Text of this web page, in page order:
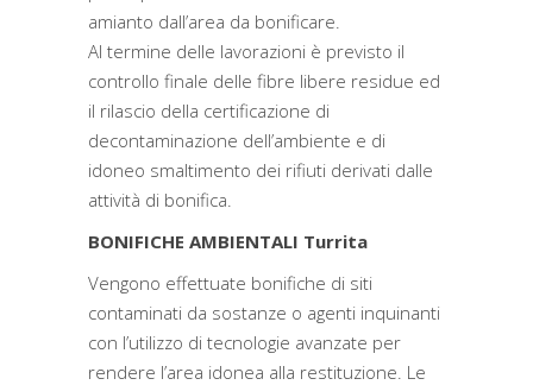
amianto dall’area da bonificare.
Al termine delle lavorazioni è previsto il
controllo finale delle fibre libere residue ed
il rilascio della certificazione di
decontaminazione dell’ambiente e di
idoneo smaltimento dei rifiuti derivati dalle
attività di bonifica.
BONIFICHE AMBIENTALI Turrita
Vengono effettuate bonifiche di siti
contaminati da sostanze o agenti inquinanti
con l’utilizzo di tecnologie avanzate per
rendere l’area idonea alla restituzione. Le